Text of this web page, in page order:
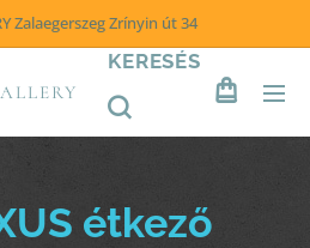
Zalaegerszeg Zrínyin út 34
KERESÉS
étkező